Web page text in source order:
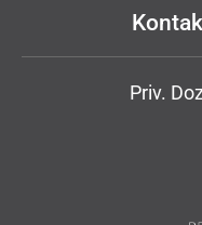
Priv.